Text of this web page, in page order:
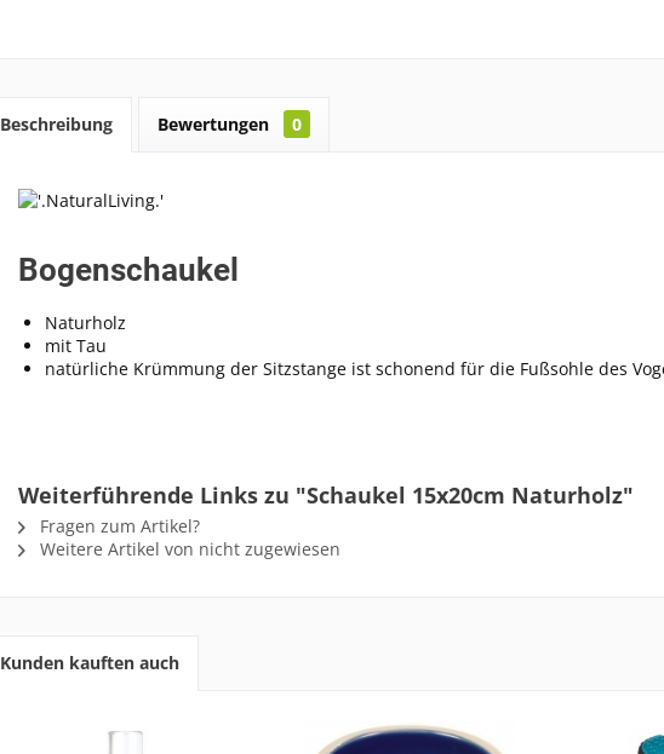
Beschreibung Bewertungen 0
Bogenschaukel
Naturholz
mit Tau
natürliche Krümmung der Sitzstange ist schonend für die Fußsohle des
Weiterführende Links zu "Schaukel 15x20cm Naturholz"
Fragen zum Artikel?
Weitere Artikel von nicht zugewiesen
Kunden kauften auch